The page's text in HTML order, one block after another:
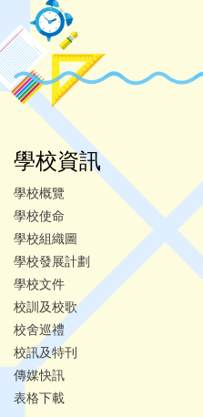
學校資訊
學校概覽
學校使命
學校組織圖
學校發展計劃
學校文件
校訓及校歌
校舍巡禮
校訊及特刊
傳媒快訊
表格下載